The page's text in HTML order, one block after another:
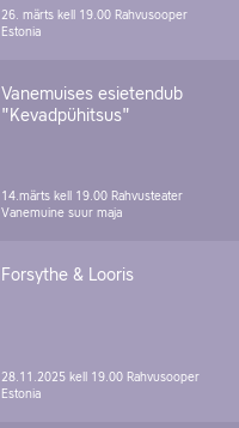
26. märts kell 19.00 Rahvusooper
Estonia
Vanemuises esietendub
"Kevadpühitsus"
14.märts kell 19.00 Rahvusteater
Vanemuine suur maja
Forsythe & Looris
28.11.2025 kell 19.00 Rahvusooper
Estonia